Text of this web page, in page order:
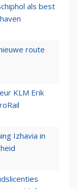
als best
route
KLM Erik
Izhavia in